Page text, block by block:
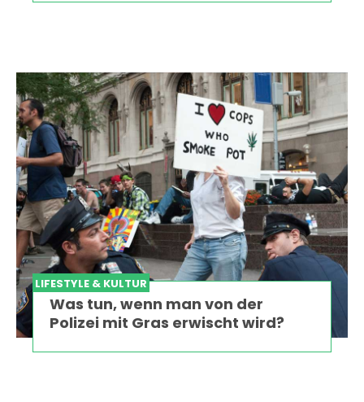
LIFESTYLE & KULTUR
Was tun, wenn man von der
Polizei mit Gras erwischt wird?